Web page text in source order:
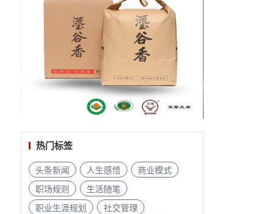
热门标签
头条新闻 人生感悟
商业模式
职场规则
生活随笔
职业生涯规划
社交管理